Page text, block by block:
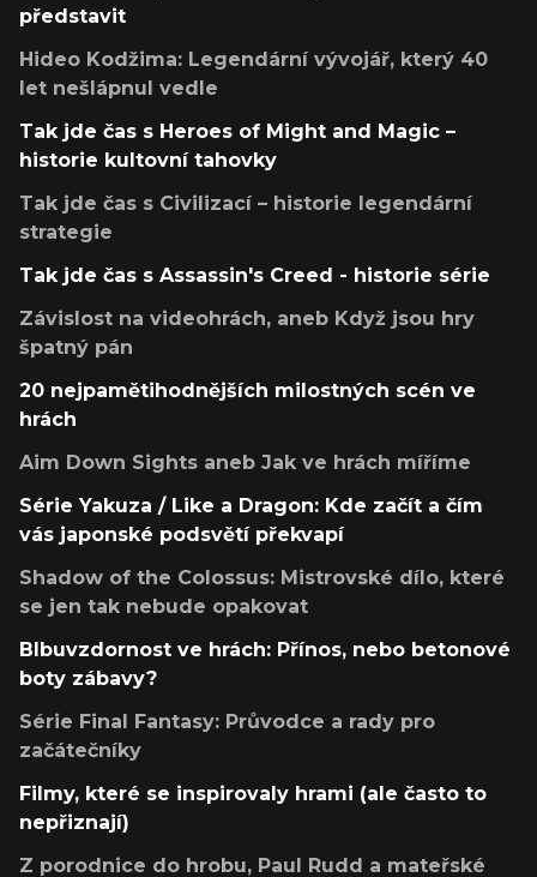
představit
Hideo Kodžima: Legendární vývojář, který 40
let nešlápnul vedle
Tak jde čas s Heroes of Might and Magic –
historie kultovní tahovky
Tak jde čas s Civilizací – historie legendární
strategie
Tak jde čas s Assassin's Creed - historie série
Závislost na videohrách, aneb Když jsou hry
špatný pán
20 nejpamětihodnějších milostných scén ve
hrách
Aim Down Sights aneb Jak ve hrách míříme
Série Yakuza / Like a Dragon: Kde začít a čím
vás japonské podsvětí překvapí
Shadow of the Colossus: Mistrovské dílo, které
se jen tak nebude opakovat
Blbuvzdornost ve hrách: Přínos, nebo betonové
boty zábavy?
Série Final Fantasy: Průvodce a rady pro
začátečníky
Filmy, které se inspirovaly hrami (ale často to
nepřiznají)
Z porodnice do hrobu, Paul Rudd a mateřské